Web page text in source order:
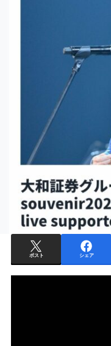
ポスト シェア